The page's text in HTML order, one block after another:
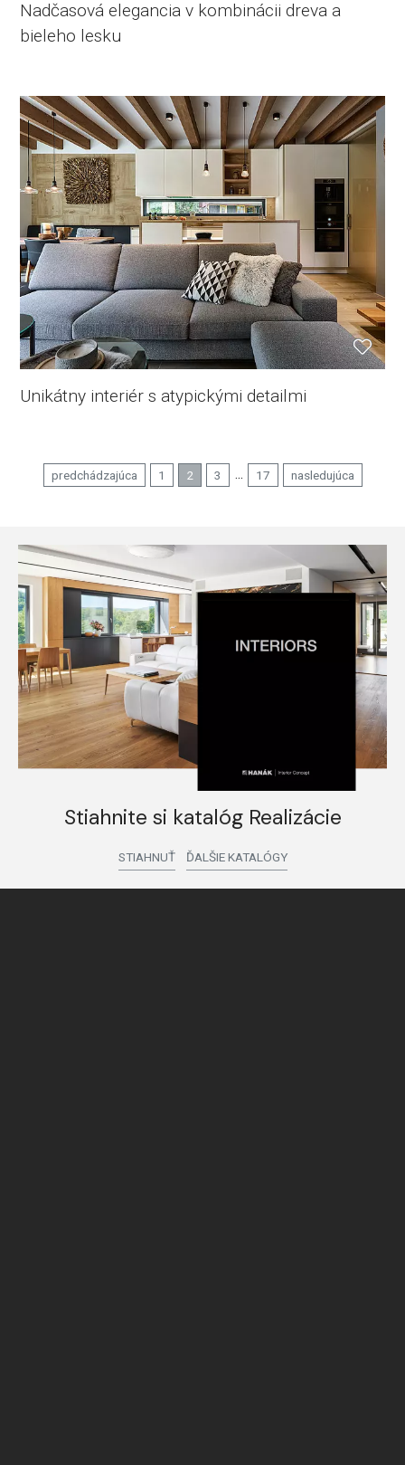
Nadčasová elegancia v kombinácii dreva a
bieleho lesku
Unikátny interiér s atypickými detailmi
predchádzajúca 1 2 3 ... 17 nasledujúca
Stiahnite si katalóg Realizácie
STIAHNUŤ ĎALŠIE KATALÓGY